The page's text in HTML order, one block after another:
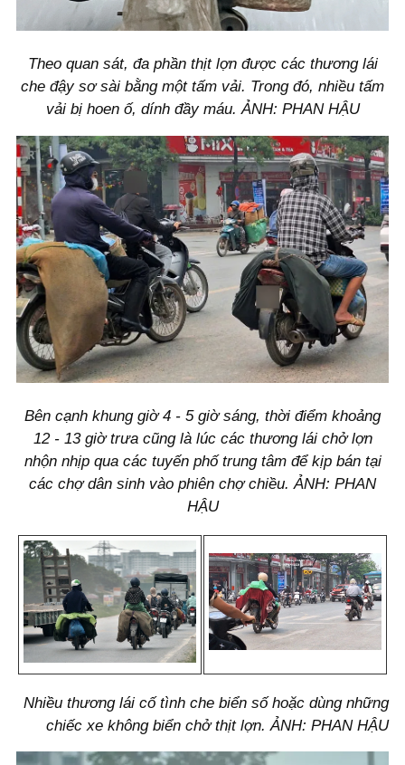
Theo quan sát, đa phần thịt lợn được các thương lái
che đậy sơ sài bằng một tấm vải. Trong đó, nhiều tấm
vải bị hoen ố, dính đầy máu. ẢNH: PHAN HẬU
Bên cạnh khung giờ 4 - 5 giờ sáng, thời điểm khoảng
12 - 13 giờ trưa cũng là lúc các thương lái chở lợn
nhộn nhịp qua các tuyến phố trung tâm để kịp bán tại
các chợ dân sinh vào phiên chợ chiều. ẢNH: PHAN
HẬU
Nhiều thương lái cố tình che biển số hoặc dùng những
chiếc xe không biển chở thịt lợn. ẢNH: PHAN HẬU